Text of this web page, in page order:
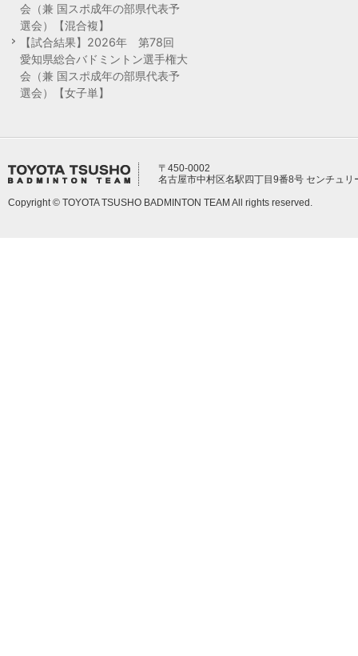
会（兼 国スポ成年の部県代表予
選会）【混合複】
【試合結果】2026年 第78回
愛知県総合バドミントン選手権大
会（兼 国スポ成年の部県代表予
選会）【女子単】
〒450-0002
名古屋市中村区名駅四丁目9番8号 センチュリ
Copyright © TOYOTA TSUSHO BADMINTON TEAM All rights reserved.